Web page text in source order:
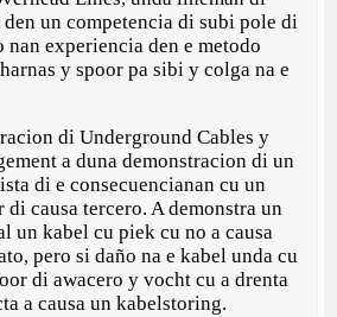
un competencia di subi pole di
nan experiencia den e metodo
y spoor pa sibi y colga na e
di Underground Cables y
a duna demonstracion di un
di e consecuencianan cu un
causa tercero. A demonstra un
un kabel cu piek cu no a causa
pero si daño na e kabel unda cu
di awacero y vocht cu a drenta
a causa un kabelstoring.